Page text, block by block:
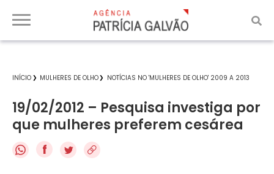
INÍCIO MULHERES DE OLHO NOTÍCIAS NO 'MULHERES DE OLHO' 2009 A 2013
19/02/2012 – Pesquisa investiga por
que mulheres preferem cesárea
f